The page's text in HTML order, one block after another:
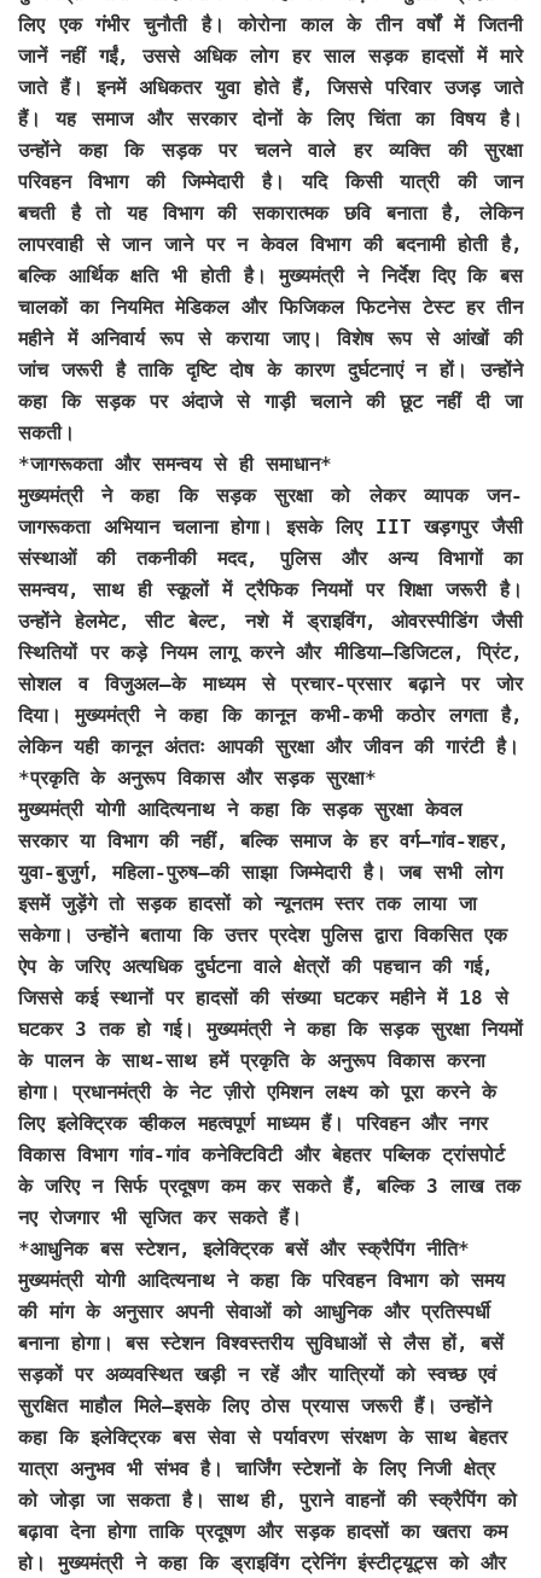
लिए एक गंभीर चुनौती है। कोरोना काल के तीन वर्षों में जितनी
जानें नहीं गईं, उससे अधिक लोग हर साल सड़क हादसों में मारे
जाते हैं। इनमें अधिकतर युवा होते हैं, जिससे परिवार उजड़ जाते
हैं। यह समाज और सरकार दोनों के लिए चिंता का विषय है।
उन्होंने कहा कि सड़क पर चलने वाले हर व्यक्ति की सुरक्षा
परिवहन विभाग की जिम्मेदारी है। यदि किसी यात्री की जान
बचती है तो यह विभाग की सकारात्मक छवि बनाता है, लेकिन
लापरवाही से जान जाने पर न केवल विभाग की बदनामी होती है,
बल्कि आर्थिक क्षति भी होती है। मुख्यमंत्री ने निर्देश दिए कि बस
चालकों का नियमित मेडिकल और फिजिकल फिटनेस टेस्ट हर तीन
महीने में अनिवार्य रूप से कराया जाए। विशेष रूप से आंखों की
जांच जरूरी है ताकि दृष्टि दोष के कारण दुर्घटनाएं न हों। उन्होंने
कहा कि सड़क पर अंदाजे से गाड़ी चलाने की छूट नहीं दी जा
सकती।
*जागरूकता और समन्वय से ही समाधान*
मुख्यमंत्री ने कहा कि सड़क सुरक्षा को लेकर व्यापक जन-
जागरूकता अभियान चलाना होगा। इसके लिए IIT खड़गपुर जैसी
संस्थाओं की तकनीकी मदद, पुलिस और अन्य विभागों का
समन्वय, साथ ही स्कूलों में ट्रैफिक नियमों पर शिक्षा जरूरी है।
उन्होंने हेलमेट, सीट बेल्ट, नशे में ड्राइविंग, ओवरस्पीडिंग जैसी
स्थितियों पर कड़े नियम लागू करने और मीडिया—डिजिटल, प्रिंट,
सोशल व विजुअल—के माध्यम से प्रचार-प्रसार बढ़ाने पर जोर
दिया। मुख्यमंत्री ने कहा कि कानून कभी-कभी कठोर लगता है,
लेकिन यही कानून अंततः आपकी सुरक्षा और जीवन की गारंटी है।
*प्रकृति के अनुरूप विकास और सड़क सुरक्षा*
मुख्यमंत्री योगी आदित्यनाथ ने कहा कि सड़क सुरक्षा केवल
सरकार या विभाग की नहीं, बल्कि समाज के हर वर्ग—गांव-शहर,
युवा-बुजुर्ग, महिला-पुरुष—की साझा जिम्मेदारी है। जब सभी लोग
इसमें जुड़ेंगे तो सड़क हादसों को न्यूनतम स्तर तक लाया जा
सकेगा। उन्होंने बताया कि उत्तर प्रदेश पुलिस द्वारा विकसित एक
ऐप के जरिए अत्यधिक दुर्घटना वाले क्षेत्रों की पहचान की गई,
जिससे कई स्थानों पर हादसों की संख्या घटकर महीने में 18 से
घटकर 3 तक हो गई। मुख्यमंत्री ने कहा कि सड़क सुरक्षा नियमों
के पालन के साथ-साथ हमें प्रकृति के अनुरूप विकास करना
होगा। प्रधानमंत्री के नेट ज़ीरो एमिशन लक्ष्य को पूरा करने के
लिए इलेक्ट्रिक व्हीकल महत्वपूर्ण माध्यम हैं। परिवहन और नगर
विकास विभाग गांव-गांव कनेक्टिविटी और बेहतर पब्लिक ट्रांसपोर्ट
के जरिए न सिर्फ प्रदूषण कम कर सकते हैं, बल्कि 3 लाख तक
नए रोजगार भी सृजित कर सकते हैं।
*आधुनिक बस स्टेशन, इलेक्ट्रिक बसें और स्क्रैपिंग नीति*
मुख्यमंत्री योगी आदित्यनाथ ने कहा कि परिवहन विभाग को समय
की मांग के अनुसार अपनी सेवाओं को आधुनिक और प्रतिस्पर्धी
बनाना होगा। बस स्टेशन विश्वस्तरीय सुविधाओं से लैस हों, बसें
सड़कों पर अव्यवस्थित खड़ी न रहें और यात्रियों को स्वच्छ एवं
सुरक्षित माहौल मिले—इसके लिए ठोस प्रयास जरूरी हैं। उन्होंने
कहा कि इलेक्ट्रिक बस सेवा से पर्यावरण संरक्षण के साथ बेहतर
यात्रा अनुभव भी संभव है। चार्जिंग स्टेशनों के लिए निजी क्षेत्र
को जोड़ा जा सकता है। साथ ही, पुराने वाहनों की स्क्रैपिंग को
बढ़ावा देना होगा ताकि प्रदूषण और सड़क हादसों का खतरा कम
हो। मुख्यमंत्री ने कहा कि ड्राइविंग ट्रेनिंग इंस्टीट्यूट्स को और